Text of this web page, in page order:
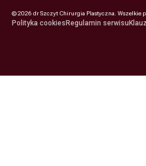
©2026 dr Szczyt Chirurgia Plastyczna. Wszelkie
Polityka cookiesRegulamin serwisu